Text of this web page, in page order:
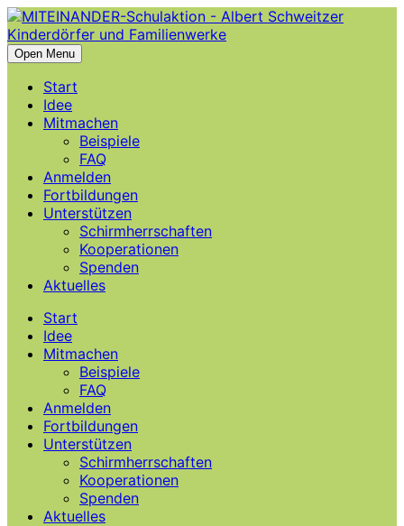
Open Menu
Start
Idee
Mitmachen
Beispiele
FAQ
Anmelden
Fortbildungen
Unterstützen
Schirmherrschaften
Kooperationen
Spenden
Aktuelles
Start
Idee
Mitmachen
Beispiele
FAQ
Anmelden
Fortbildungen
Unterstützen
Schirmherrschaften
Kooperationen
Spenden
Aktuelles